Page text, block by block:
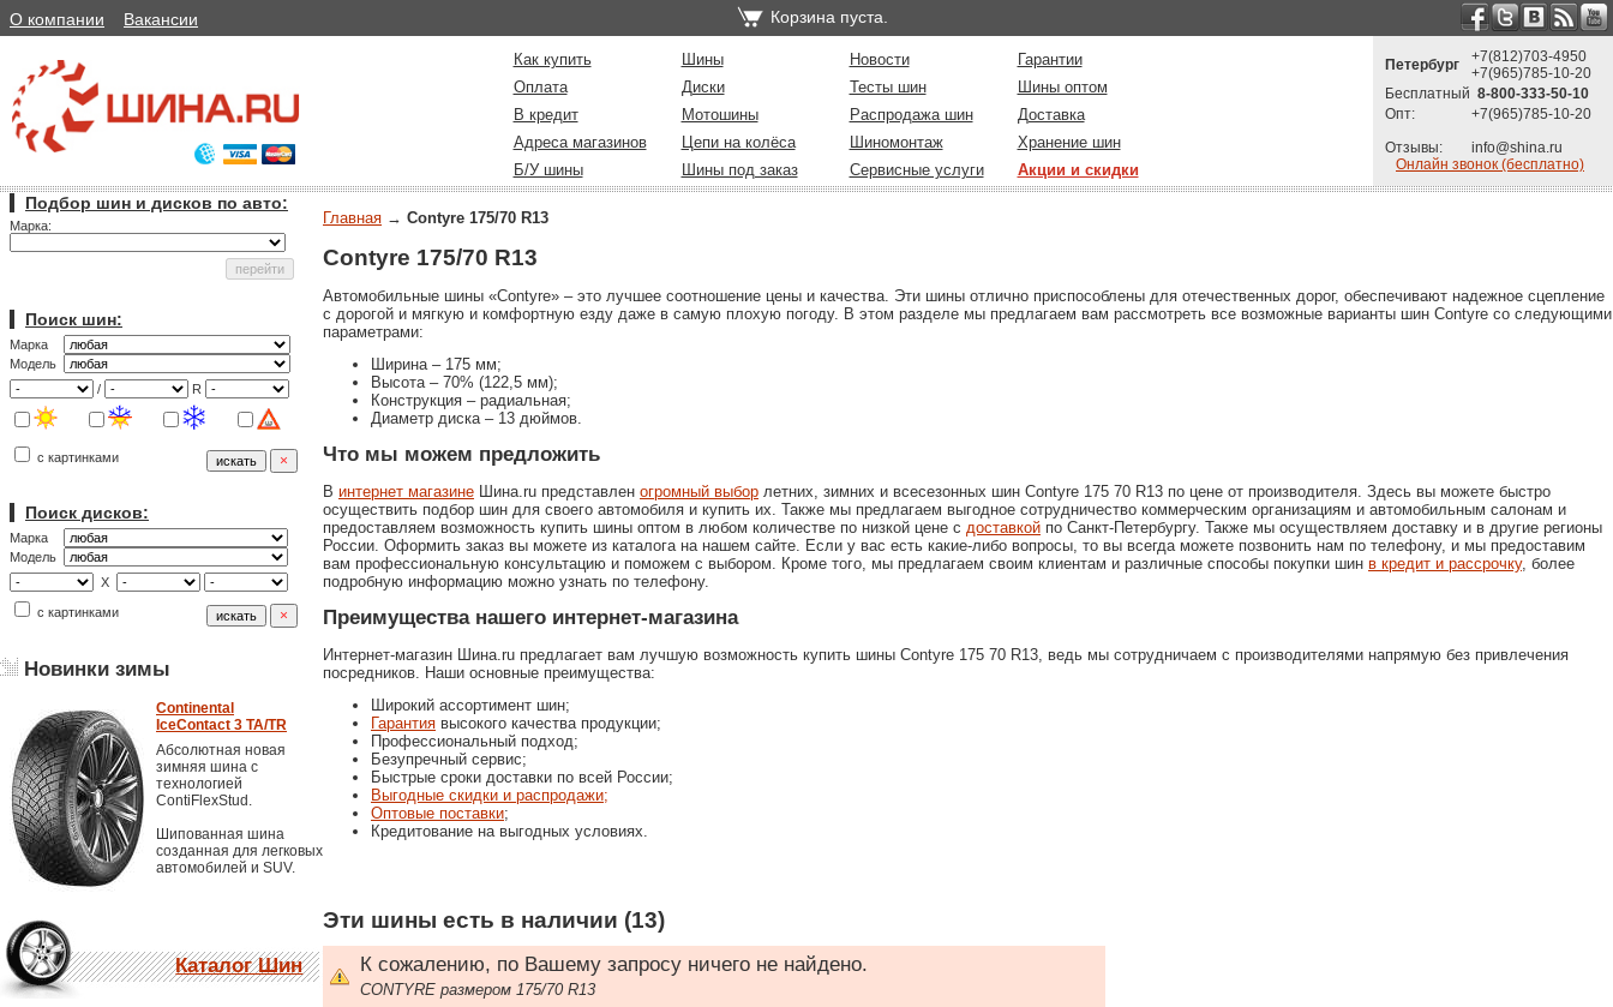
О компании Вакансии Корзина пуста.
Как купить Шины Новости
Гарантии
Оплата
Диски Тесты шин
Шины оптом
В кредит
Мотошины Распродажа шин
Доставка
Адреса магазинов
Цепи на колёса Шиномонтаж
Хранение шин
Б/У шины
Шины под заказ Сервисные услуги Акции и скидки
Петербург
+7(812)703-4950
+7(965)785-10-20
Бесплатный 8-800-333-50-10
Опт:
+7(965)785-10-20
Отзывы:
info@shina.ru
Онлайн звонок (бесплатно)
Подбор шин и дисков по авто:
Марка:
Поиск шин:
Марка
Модель
/
R
с картинками
Поиск дисков:
Марка
Модель
X
с картинками
Новинки зимы
Continental
IceContact 3 TA/TR
Абсолютная новая
зимняя шина с
технологией
ContiFlexStud.
Шипованная шина
созданная для легковых
автомобилей и SUV.
Каталог Шин
Главная → Contyre 175/70 R13
Contyre 175/70 R13
Автомобильные шины «Contyre» – это лучшее соотношение цены и качества. Эти шины отлично приспособлены для отечественных дорог, обеспечивают надежное сцепление
с дорогой и мягкую и комфортную езду даже в самую плохую погоду. В этом разделе мы предлагаем вам рассмотреть все возможные варианты шин Contyre со следующими
параметрами:
Ширина – 175 мм;
Высота – 70% (122,5 мм);
Конструкция – радиальная;
Диаметр диска – 13 дюймов.
Что мы можем предложить
В интернет магазине Шина.ru представлен огромный выбор летних, зимних и всесезонных шин Contyre 175 70 R13 по цене от производителя. Здесь вы можете быстро
осуществить подбор шин для своего автомобиля и купить их. Также мы предлагаем выгодное сотрудничество коммерческим организациям и автомобильным салонам и
предоставляем возможность купить шины оптом в любом количестве по низкой цене с доставкой по Санкт-Петербургу. Также мы осуществляем доставку и в другие регионы
России. Оформить заказ вы можете из каталога на нашем сайте. Если у вас есть какие-либо вопросы, то вы всегда можете позвонить нам по телефону, и мы предоставим
вам профессиональную консультацию и поможем с выбором. Кроме того, мы предлагаем своим клиентам и различные способы покупки шин в кредит и рассрочку, более
подробную информацию можно узнать по телефону.
Преимущества нашего интернет-магазина
Интернет-магазин Шина.ru предлагает вам лучшую возможность купить шины Contyre 175 70 R13, ведь мы сотрудничаем с производителями напрямую без привлечения
посредников. Наши основные преимущества:
Широкий ассортимент шин;
Гарантия высокого качества продукции;
Профессиональный подход;
Безупречный сервис;
Быстрые сроки доставки по всей России;
Выгодные скидки и распродажи;
Оптовые поставки;
Кредитование на выгодных условиях.
Эти шины есть в наличии (13)
К сожалению, по Вашему запросу ничего не найдено.
CONTYRE размером 175/70 R13